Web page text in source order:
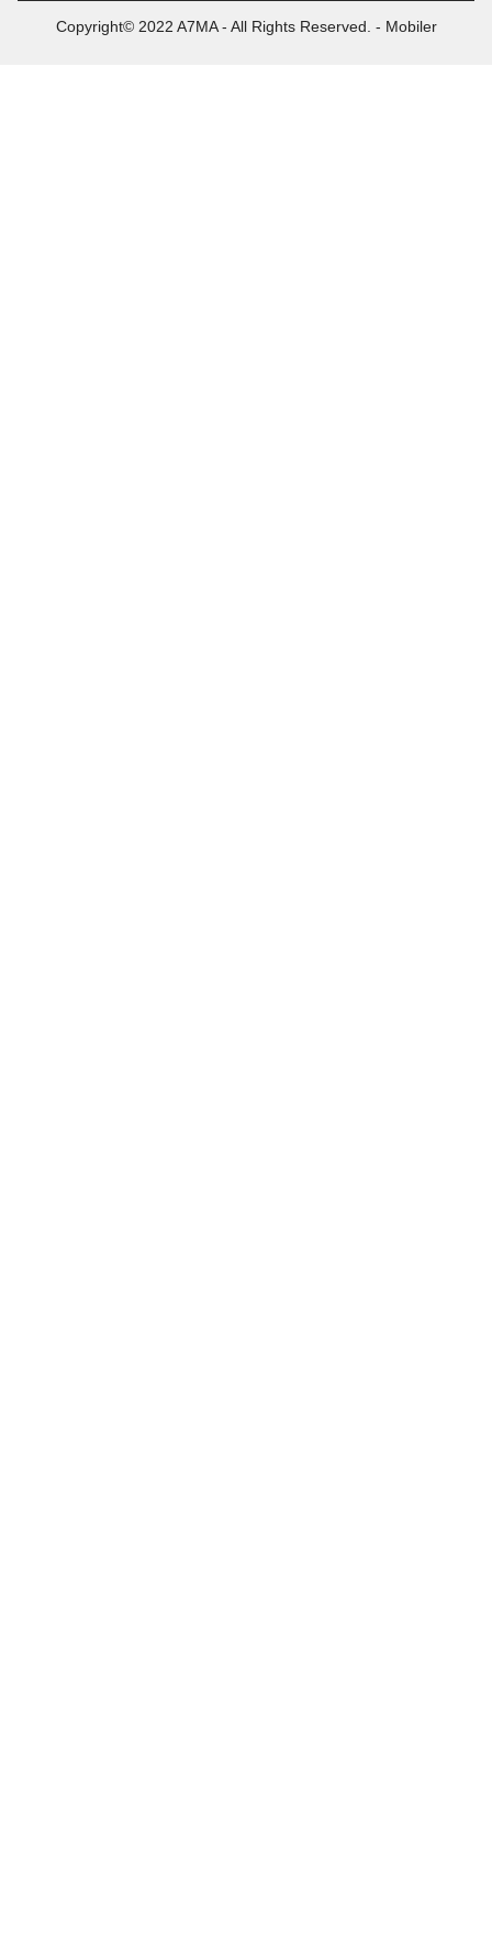
Copyright© 2022 A7MA - All Rights Reserved. - Mobiler